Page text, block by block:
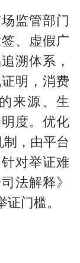
监管部门
、虚假广
溯体系，
明，消费
来源、生
度。优化
制，由平台
对举证难
法解释》
门槛。